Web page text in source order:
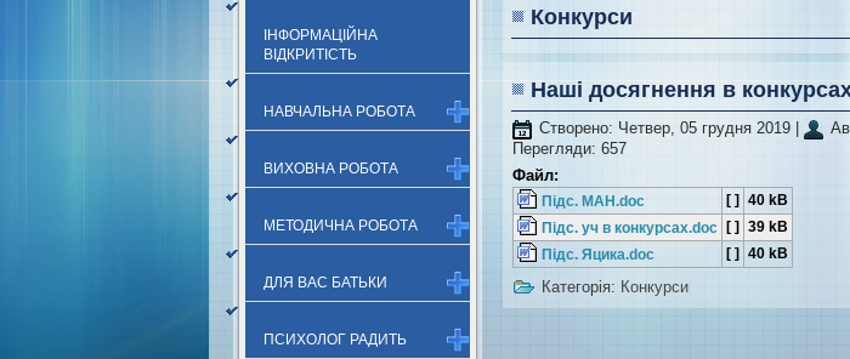
ІНФОРМАЦІЙНА
ВІДКРИТІСТЬ
НАВЧАЛЬНА РОБОТА
ВИХОВНА РОБОТА
МЕТОДИЧНА РОБОТА
ДЛЯ ВАС БАТЬКИ
ПСИХОЛОГ РАДИТЬ
Конкурси
Наші досягнення в
Створено: Четвер, 05 грудня 2019
Перегляди: 657
Файл:
Підс. МАН.doc [ ] 40 kB
Підс. уч в конкурсах.doc
[ ] 39 kB
Підс. Яцика.doc
[ ] 40 kB
Категорія: Конкурси